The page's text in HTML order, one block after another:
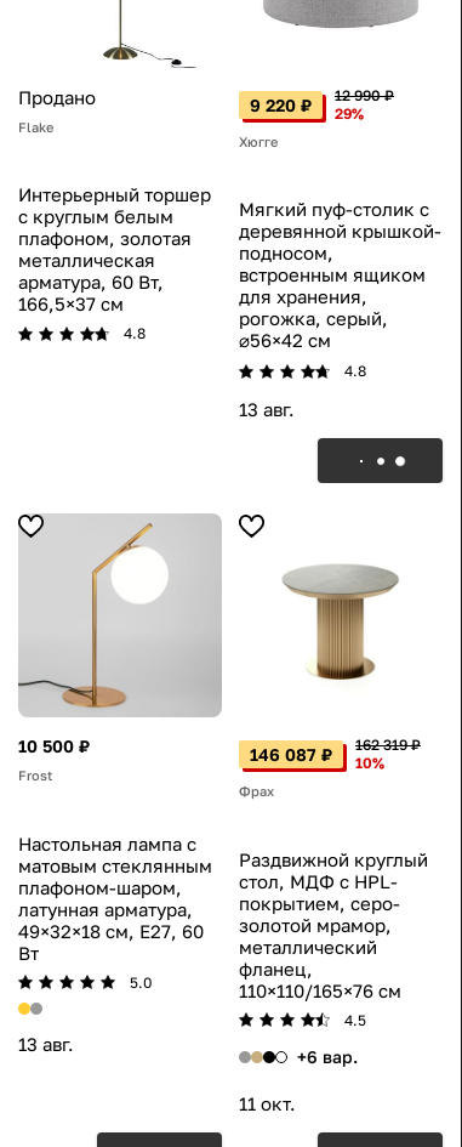
Продано
Flake
Интерьерный торшер
с круглым белым
плафоном, золотая
металлическая
арматура, 60 Вт,
166,5×37 см
4.8
9 220 ₽
12 990 ₽
29%
Хюгге
Мягкий пуф-столик с
деревянной крышкой-
подносом,
встроенным ящиком
для хранения,
рогожка, серый,
⌀56×42 см
4.8
13 авг.
10 500 ₽
Frost
Настольная лампа с
матовым стеклянным
плафоном-шаром,
латунная арматура,
49×32×18 см, E27, 60
Вт
5.0
13 авг.
146 087 ₽
162 319 ₽
10%
Фрах
Раздвижной круглый
стол, МДФ с HPL-
покрытием, серо-
золотой мрамор,
металлический
фланец,
110×110/165×76 см
4.5
+6 вар.
11 окт.